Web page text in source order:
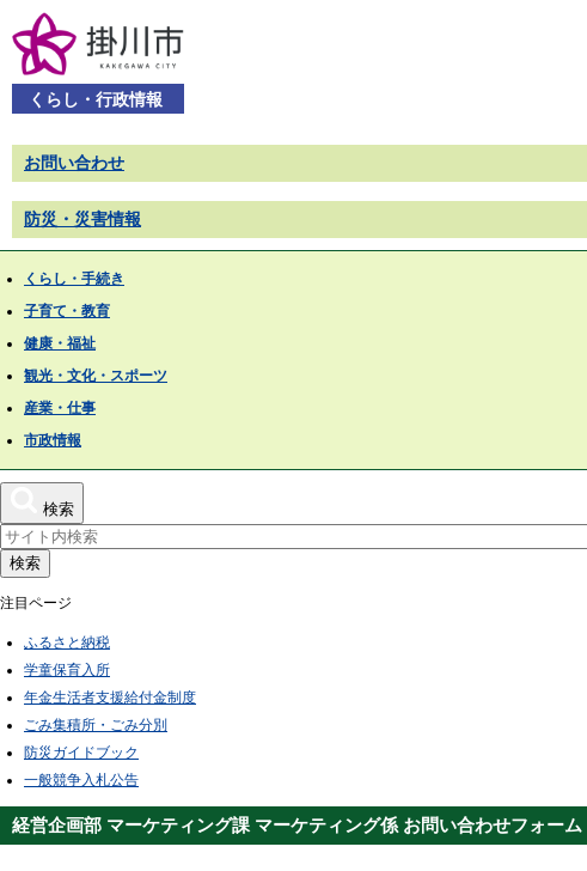
くらし・行政情報
お問い合わせ
防災・災害情報
くらし・手続き
子育て・教育
健康・福祉
観光・文化・スポーツ
産業・仕事
市政情報
検索
検索
注目ページ
ふるさと納税
学童保育入所
年金生活者支援給付金制度
ごみ集積所・ごみ分別
防災ガイドブック
一般競争入札公告
経営企画部 マーケティング課 マーケティング係 お問い合わせフォーム